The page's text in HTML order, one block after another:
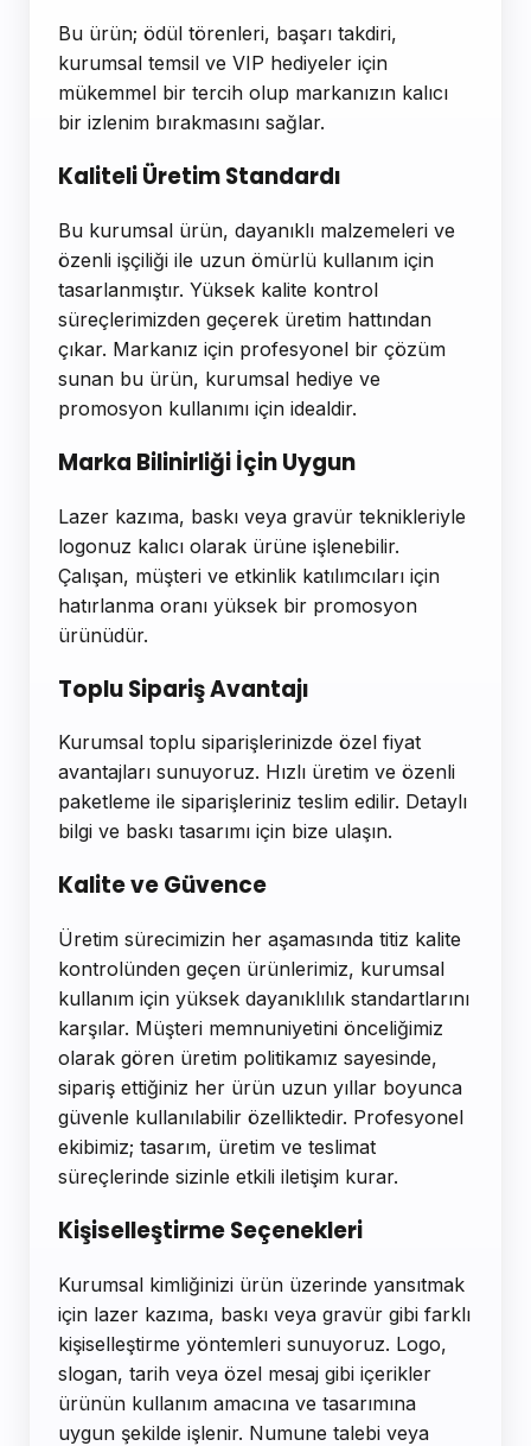
Bu ürün; ödül törenleri, başarı takdiri,
kurumsal temsil ve VIP hediyeler için
mükemmel bir tercih olup markanızın kalıcı
bir izlenim bırakmasını sağlar.
Kaliteli Üretim Standardı
Bu kurumsal ürün, dayanıklı malzemeleri ve
özenli işçiliği ile uzun ömürlü kullanım için
tasarlanmıştır. Yüksek kalite kontrol
süreçlerimizden geçerek üretim hattından
çıkar. Markanız için profesyonel bir çözüm
sunan bu ürün, kurumsal hediye ve
promosyon kullanımı için idealdir.
Marka Bilinirliği İçin Uygun
Lazer kazıma, baskı veya gravür teknikleriyle
logonuz kalıcı olarak ürüne işlenebilir.
Çalışan, müşteri ve etkinlik katılımcıları için
hatırlanma oranı yüksek bir promosyon
ürünüdür.
Toplu Sipariş Avantajı
Kurumsal toplu siparişlerinizde özel fiyat
avantajları sunuyoruz. Hızlı üretim ve özenli
paketleme ile siparişleriniz teslim edilir. Detaylı
bilgi ve baskı tasarımı için bize ulaşın.
Kalite ve Güvence
Üretim sürecimizin her aşamasında titiz kalite
kontrolünden geçen ürünlerimiz, kurumsal
kullanım için yüksek dayanıklılık standartlarını
karşılar. Müşteri memnuniyetini önceliğimiz
olarak gören üretim politikamız sayesinde,
sipariş ettiğiniz her ürün uzun yıllar boyunca
güvenle kullanılabilir özelliktedir. Profesyonel
ekibimiz; tasarım, üretim ve teslimat
süreçlerinde sizinle etkili iletişim kurar.
Kişiselleştirme Seçenekleri
Kurumsal kimliğinizi ürün üzerinde yansıtmak
için lazer kazıma, baskı veya gravür gibi farklı
kişiselleştirme yöntemleri sunuyoruz. Logo,
slogan, tarih veya özel mesaj gibi içerikler
ürünün kullanım amacına ve tasarımına
uygun şekilde işlenir. Numune talebi veya